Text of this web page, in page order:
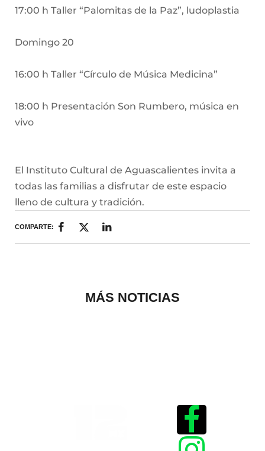
17:00 h Taller “Palomitas de la Paz”, ludoplastia
Domingo 20
16:00 h Taller “Círculo de Música Medicina”
18:00 h Presentación Son Rumbero, música en
vivo
El Instituto Cultural de Aguascalientes invita a
todas las familias a disfrutar de este espacio
lleno de cultura y tradición.
COMPARTE:
MÁS NOTICIAS